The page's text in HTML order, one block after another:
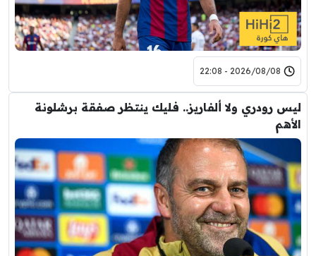
2026/08/08 - 22:08
ليس رودري ولا ألفاريز.. فليك ينتظر صفقة برشلونة
الأهم